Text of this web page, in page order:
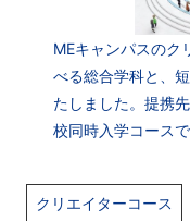
MEキャンパスのク
べる総合学科と、
たしました。提携
校同時入学コース
クリエイターコース